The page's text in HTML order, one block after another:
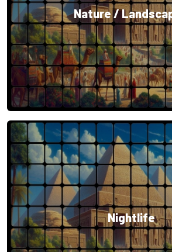
Nature /
Nightlife